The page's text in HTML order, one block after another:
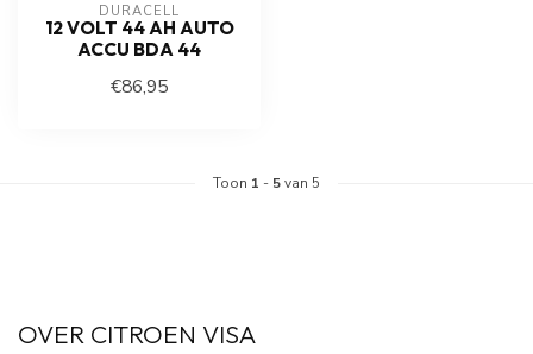
DURACELL
12 VOLT 44 AH AUTO
ACCU BDA 44
€86,95
Toon 1 - 5van 5
OVER CITROEN VISA